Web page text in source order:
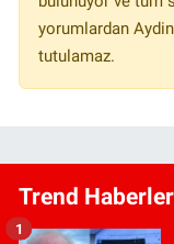
yorumlardan
tutulamaz.
Trend Haberler
1